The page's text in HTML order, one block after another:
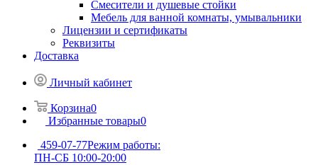
Смесители и душевые стойки
Мебель для ванной комнаты, умывальники
Лицензии и сертификаты
Реквизиты
Доставка
Личный кабинет
Корзина0
Избранные товары0
459-07-77Режим работы:
ПН-СБ 10:00-20:00